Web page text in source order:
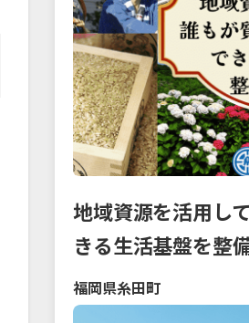
地域資源を活用し
きる生活基盤を整
福岡県糸田町